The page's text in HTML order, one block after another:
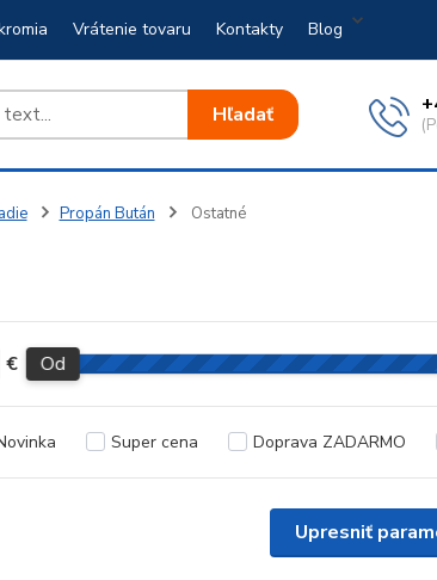
Vrátenie tovaru Kontakty Blog
Hľadať
Propán Bután Ostatné
Upresniť
€ Od
Super cena Doprava ZADARMO